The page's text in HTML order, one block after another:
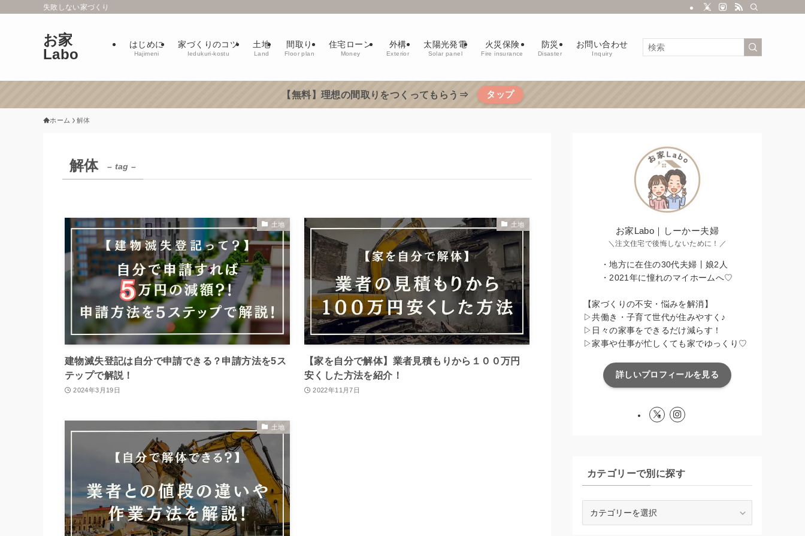
失敗しない家づくり
お家
Labo
はじめに
Hajimeni
家づくりのコツ
Iedukuri-kostu
土地
Land
間取り
Floor plan
住宅ローン
Money
外構
Exterior
太陽光発電
Solar panel
火災保険
Fire insurance
防災
Disaster
お問い合わせ
Inquiry
【無料】理想の間取りをつくってもらう⇒ タップ
ホーム 解体
解体 – tag –
土地
建物滅失登記は自分で申請できる？申請方法を5ス
テップで解説！
2024年3月19日
土地
【家を自分で解体】業者見積もりから１００万円
安くした方法を紹介！
2022年11月7日
土地
お家Labo｜しーかー夫婦
＼注文住宅で後悔しないために！／
・地方に在住の30代夫婦丨娘2人
・2021年に憧れのマイホームへ♡
【家づくりの不安・悩みを解消】
▷共働き・子育て世代が住みやすく♪
▷日々の家事をできるだけ減らす！
▷家事や仕事が忙しくても家でゆっくり♡
詳しいプロフィールを見る
カテゴリーで別に探す